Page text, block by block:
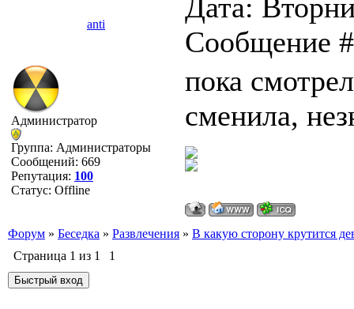
anti
Дата:
Сообщение
Администратор
Группа: Администраторы
Сообщений: 669
Репутация: 100
Статус: Offline
пока
сменила,
Форум » Беседка » Развлечения » В какую сторону крутится
Страница 1 из 1 1